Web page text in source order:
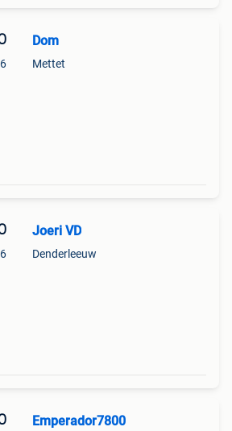
Dom
Mettet
Joeri VD
Denderleeuw
Emperador7800